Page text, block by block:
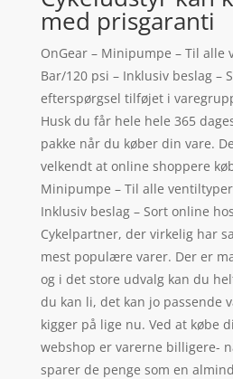
med prisgaranti
OnGear – Minipumpe – Til alle
Bar/120 psi – Inklusiv beslag –
efterspørgsel tilføjet i
Husk du får hele hele 365
pakke når du køber din vare.
velkendt at online shoppere
Minipumpe – Til alle
Inklusiv beslag – Sort online
Cykelpartner, der virkelig har
mest populære varer. Der er
og i det store udvalg kan du
du kan li, det kan jo passende
kigger på lige nu. Ved at købe
webshop er varerne billigere-
sparer de penge som en